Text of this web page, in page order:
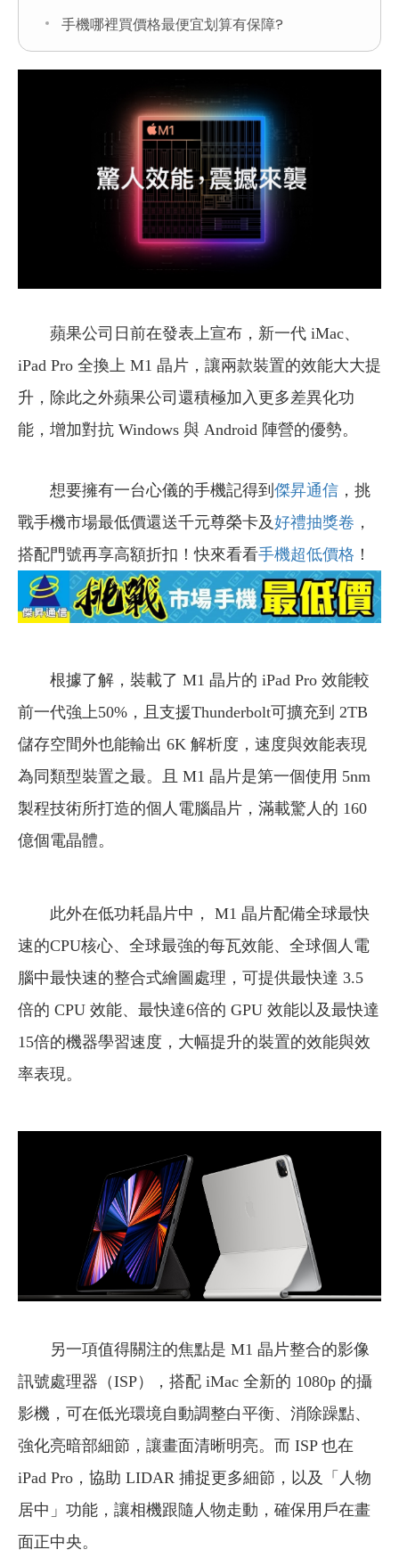
手機哪裡買價格最便宜划算有保障?
蘋果公司日前在發表上宣布，新一代 iMac、
iPad Pro 全換上 M1 晶片，讓兩款裝置的效能大大提
升，除此之外蘋果公司還積極加入更多差異化功
能，增加對抗 Windows 與 Android 陣營的優勢。
想要擁有一台心儀的手機記得到 傑昇通信 ，挑
戰手機市場最低價還送千元尊榮卡及好禮抽獎卷 ，
搭配門號再享高額折扣！快來看看手機超低價格 ！
根據了解，裝載了 M1 晶片的 iPad Pro 效能較
前一代強上50%，且支援Thunderbolt可擴充到 2TB
儲存空間外也能輸出 6K 解析度，速度與效能表現
為同類型裝置之最。且 M1 晶片是第一個使用 5nm
製程技術所打造的個人電腦晶片，滿載驚人的 160
億個電晶體。
此外在低功耗晶片中， M1 晶片配備全球最快
速的CPU核心、全球最強的每瓦效能、全球個人電
腦中最快速的整合式繪圖處理，可提供最快達 3.5
倍的 CPU 效能、最快達6倍的 GPU 效能以及最快達
15倍的機器學習速度，大幅提升的裝置的效能與效
率表現。
另一項值得關注的焦點是 M1 晶片整合的影像
訊號處理器（ISP），搭配 iMac 全新的 1080p 的攝
影機，可在低光環境自動調整白平衡、消除躁點、
強化亮暗部細節，讓畫面清晰明亮。而 ISP 也在
iPad Pro，協助 LIDAR 捕捉更多細節，以及「人物
居中」功能，讓相機跟隨人物走動，確保用戶在畫
面正中央。